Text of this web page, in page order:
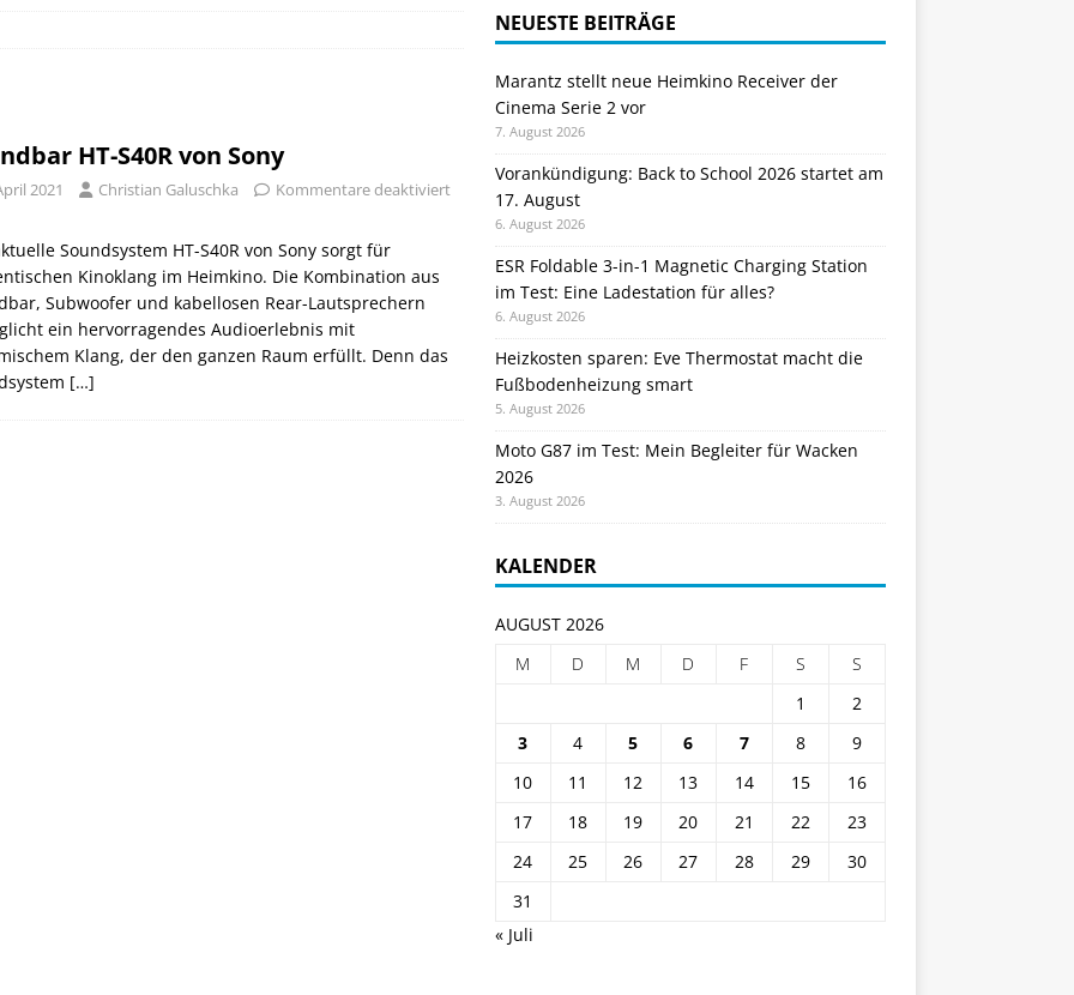
im Test: Mein Begleiter für Wacken 2026
neue Heimkino Receiver der Cinema Serie 2 vor
HT-S40R von Sony
2021 Christian Galuschka Kommentare deaktiviert
Soundsystem HT-S40R von Sony sorgt für
Kinoklang im Heimkino. Die Kombination aus
Subwoofer und kabellosen Rear-Lautsprechern
ein hervorragendes Audioerlebnis mit
Klang, der den ganzen Raum erfüllt. Denn das
[…]
NEUESTE BEITRÄGE
Marantz stellt neue Heimkino Receiver der
Cinema Serie 2 vor
7. August 2026
Vorankündigung: Back to School 2026 startet am
17. August
6. August 2026
ESR Foldable 3-in-1 Magnetic Charging Station
im Test: Eine Ladestation für alles?
6. August 2026
Heizkosten sparen: Eve Thermostat macht die
Fußbodenheizung smart
5. August 2026
Moto G87 im Test: Mein Begleiter für Wacken
2026
3. August 2026
KALENDER
AUGUST 2026
M
D M D F S
S
1
2
3
4 5 6 7 8
9
10
11 12 13 14 15
16
17
18 19 20 21 22
23
24
25 26 27 28 29
30
31
« Juli